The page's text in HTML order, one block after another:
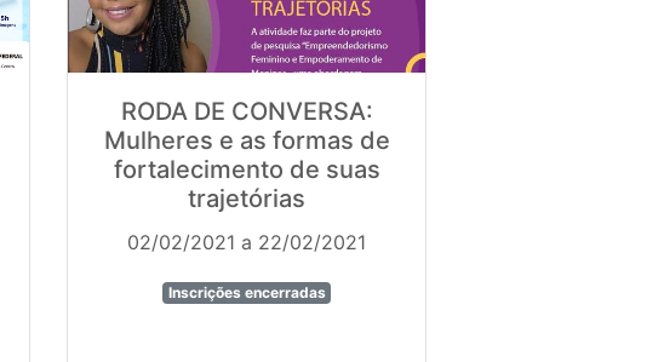
RODA DE CONVERSA:
Mulheres e as formas de
fortalecimento de suas
trajetórias
02/02/2021 a 22/02/2021
Inscrições encerradas